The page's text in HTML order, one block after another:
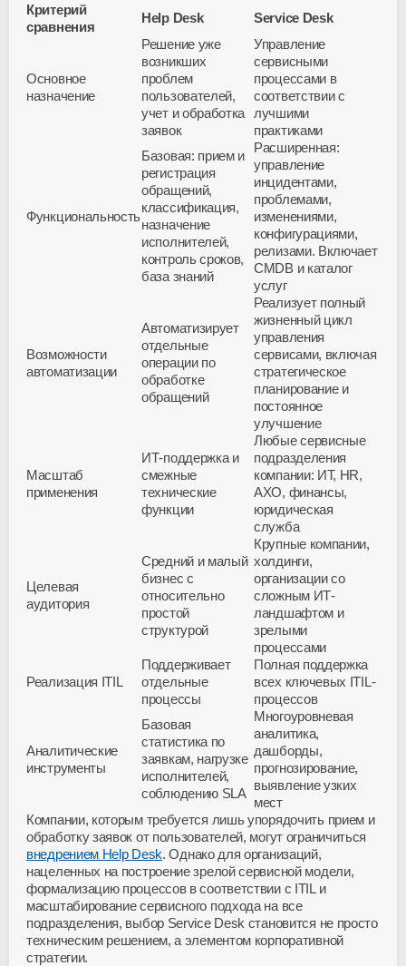
Критерий
сравнения
Help Desk Service Desk
Основное
назначение
Решение уже
возникших
проблем
пользователей,
учет и обработка
заявок
Управление
сервисными
процессами в
соответствии с
лучшими
практиками
Функциональность
Базовая: прием и
регистрация
обращений,
классификация,
назначение
исполнителей,
контроль сроков,
база знаний
Расширенная:
управление
инцидентами,
проблемами,
изменениями,
конфигурациями,
релизами. Включает
CMDB и каталог
услуг
Возможности
автоматизации
Автоматизирует
отдельные
операции по
обработке
обращений
Реализует полный
жизненный цикл
управления
сервисами, включая
стратегическое
планирование и
постоянное
улучшение
Масштаб
применения
ИТ-поддержка и
смежные
технические
функции
Любые сервисные
подразделения
компании: ИТ, HR,
АХО, финансы,
юридическая
служба
Целевая
аудитория
Средний и малый
бизнес с
относительно
простой
структурой
Крупные компании,
холдинги,
организации со
сложным ИТ-
ландшафтом и
зрелыми
процессами
Реализация ITIL
Поддерживает
отдельные
процессы
Полная поддержка
всех ключевых ITIL-
процессов
Аналитические
инструменты
Базовая
статистика по
заявкам, нагрузке
исполнителей,
соблюдению SLA
Многоуровневая
аналитика,
дашборды,
прогнозирование,
выявление узких
мест
Компании, которым требуется лишь упорядочить прием и
обработку заявок от пользователей, могут ограничиться
внедрением Help Desk. Однако для организаций,
нацеленных на построение зрелой сервисной модели,
формализацию процессов в соответствии с ITIL и
масштабирование сервисного подхода на все
подразделения, выбор Service Desk становится не просто
техническим решением, а элементом корпоративной
стратегии.